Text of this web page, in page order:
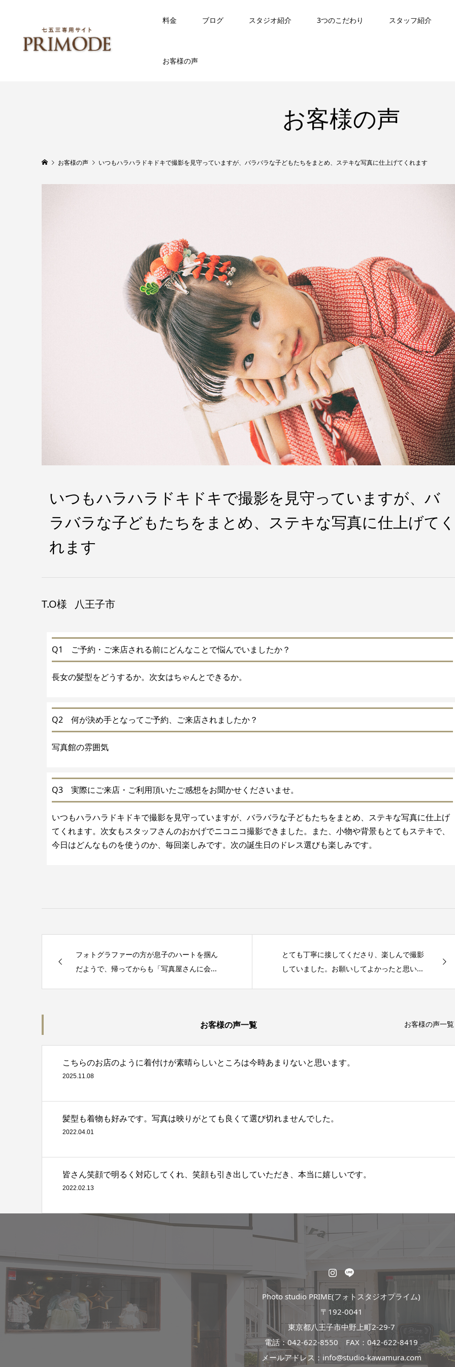
料金 ブログ スタジオ紹介 3つのこだわり スタッフ紹介
お客様の声
お客様の声
お客様の声 いつもハラハラドキドキで撮影を見守っていますが、バラバラな子どもたちをまとめ、ステキな写真に仕上げてくれます
いつもハラハラドキドキで撮影を見守っていますが、バ
ラバラな子どもたちをまとめ、ステキな写真に仕上げてく
れます
T.O様 八王子市
Q1 ご予約・ご来店される前にどんなことで悩んでいましたか？
長女の髪型をどうするか。次女はちゃんとできるか。
Q2 何が決め手となってご予約、ご来店されましたか？
写真館の雰囲気
Q3 実際にご来店・ご利用頂いたご感想をお聞かせくださいませ。
いつもハラハラドキドキで撮影を見守っていますが、バラバラな子どもたちをまとめ、ステキな写真に仕上げ
てくれます。次女もスタッフさんのおかげでニコニコ撮影できました。また、小物や背景もとてもステキで、
今日はどんなものを使うのか、毎回楽しみです。次の誕生日のドレス選びも楽しみです。
フォトグラファーの方が息子のハートを掴ん
だようで、帰ってからも「写真屋さんに会...
とても丁寧に接してくださり、楽しんで撮影
していました。お願いしてよかったと思い...
お客様の声一覧 お客様の声一覧
こちらのお店のように着付けが素晴らしいところは今時あまりないと思います。
2025.11.08
髪型も着物も好みです。写真は映りがとても良くて選び切れませんでした。
2022.04.01
皆さん笑顔で明るく対応してくれ、笑顔も引き出していただき、本当に嬉しいです。
2022.02.13
Photo studio PRIME(フォトスタジオプライム)
〒192-0041
東京都八王子市中野上町2-29-7
電話：042-622-8550 FAX：042-622-8419
メールアドレス：info@studio-kawamura.com